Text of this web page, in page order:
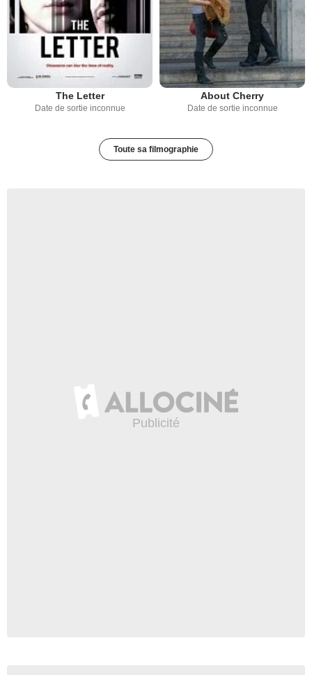
The Letter
Date de sortie inconnue
About Cherry
Date de sortie inconnue
Toute sa filmographie